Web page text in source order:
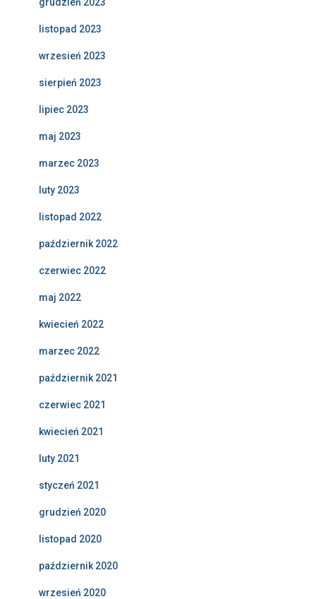
listopad 2023
wrzesień 2023
sierpień 2023
lipiec 2023
maj 2023
marzec 2023
luty 2023
listopad 2022
październik 2022
czerwiec 2022
maj 2022
kwiecień 2022
marzec 2022
październik 2021
czerwiec 2021
kwiecień 2021
luty 2021
styczeń 2021
grudzień 2020
listopad 2020
październik 2020
wrzesień 2020